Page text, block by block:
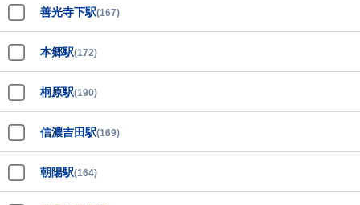
善光寺下駅(167)
本郷駅(172)
桐原駅(190)
信濃吉田駅(169)
朝陽駅(164)